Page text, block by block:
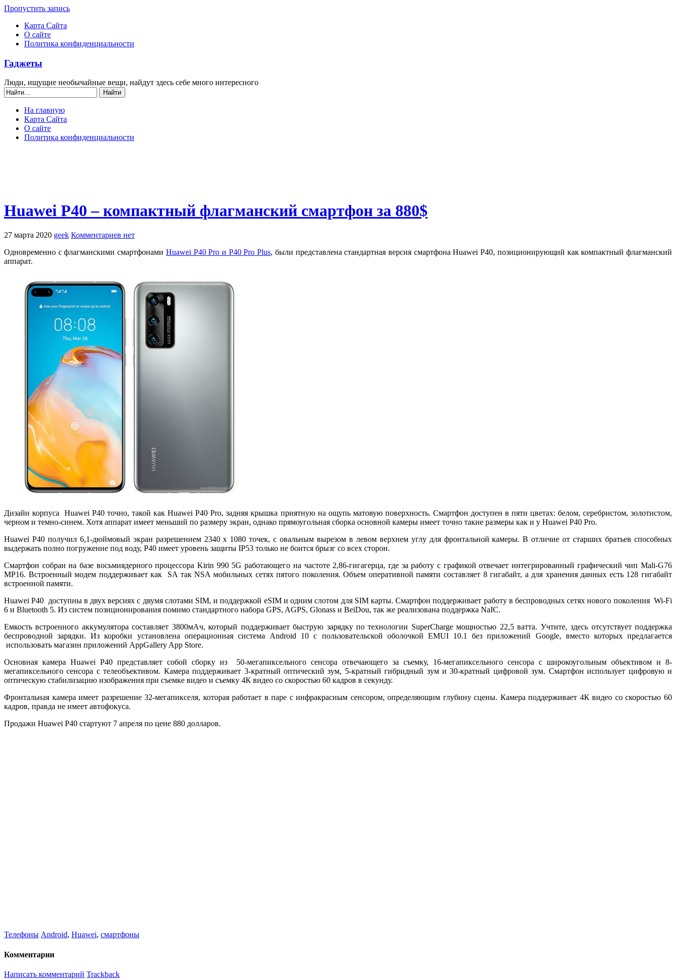
Пропустить запись
Карта Сайта
О сайте
Политика конфиденциальности
Гаджеты
Люди, ищущие необычайные вещи, найдут здесь себе много интересного
На главную
Карта Сайта
О сайте
Политика конфиденциальности
Huawei P40 – компактный флагманский смартфон за 880$
27 марта 2020 geek Комментариев нет
Одновременно с флагманскими смартфонами Huawei P40 Pro и P40 Pro Plus, были представлена стандартная версия смартфона Huawei P40, позиционирующий как компактный флагманский
аппарат.
Дизайн корпуса Huawei P40 точно, такой как Huawei P40 Pro, задняя крышка приятную на ощупь матовую поверхность. Смартфон доступен в пяти цветах: белом, серебристом, золотистом,
черном и темно-синем. Хотя аппарат имеет меньший по размеру экран, однако прямоугольная сборка основной камеры имеет точно такие размеры как и у Huawei P40 Pro.
Huawei P40 получил 6,1-дюймовый экран разрешением 2340 х 1080 точек, с овальным вырезом в левом верхнем углу для фронтальной камеры. В отличие от старших братьев способных
выдержать полно погружение под воду, P40 имеет уровень защиты IP53 только не боится брызг со всех сторон.
Смартфон собран на базе восьмиядерного процессора Kirin 990 5G работающего на частоте 2,86-гигагерца, где за работу с графикой отвечает интегрированный графический чип Mali-G76
MP16. Встроенный модем поддерживает как SA так NSA мобильных сетях пятого поколения. Объем оперативной памяти составляет 8 гигабайт, а для хранения данных есть 128 гигабайт
встроенной памяти.
Huawei P40 доступны в двух версиях с двумя слотами SIM, и поддержкой eSIM и одним слотом для SIM карты. Смартфон поддерживает работу в беспроводных сетях нового поколения Wi-Fi
6 и Bluetooth 5. Из систем позиционирования помимо стандартного набора GPS, AGPS, Glonass и BeiDou, так же реализована поддержка NaIC.
Емкость встроенного аккумулятора составляет 3800мАч, который поддерживает быструю зарядку по технологии SuperCharge мощностью 22,5 ватта. Учтите, здесь отсутствует поддержка
беспроводной зарядки. Из коробки установлена операционная система Android 10 с пользовательской оболочкой EMUI 10.1 без приложений Google, вместо которых предлагается
использовать магазин приложений AppGallery App Store.
Основная камера Huawei P40 представляет собой сборку из 50-мегапиксельного сенсора отвечающего за съемку, 16-мегапиксельного сенсора с широкоугольным объективом и 8-
мегапиксельного сенсора с телеобъективом. Камера поддерживает 3-кратный оптический зум, 5-кратный гибридный зум и 30-кратный цифровой зум. Смартфон использует цифровую и
оптическую стабилизацию изображения при съемке видео и съемку 4К видео со скоростью 60 кадров в секунду.
Фронтальная камера имеет разрешение 32-мегапикселя, которая работает в паре с инфракрасным сенсором, определяющим глубину сцены. Камера поддерживает 4К видео со скоростью 60
кадров, правда не имеет автофокуса.
Продажи Huawei P40 стартуют 7 апреля по цене 880 долларов.
Телефоны Android, Huawei, смартфоны
Комментарии
Написать комментарий Trackback